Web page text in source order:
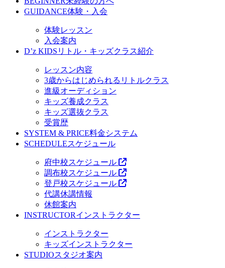
GUIDANCE体験・入会
体験レッスン
入会案内
D’z KIDS リトル・キッズクラス紹介
レッスン内容
3歳からはじめられるリトルクラス
進級オーディション
キッズ養成クラス
キッズ選抜クラス
受賞歴
SYSTEM & PRICE料金システム
SCHEDULEスケジュール
府中校スケジュール
調布校スケジュール
登戸校スケジュール
代講休講情報
休館案内
INSTRUCTORインストラクター
インストラクター
キッズインストラクター
STUDIOスタジオ案内